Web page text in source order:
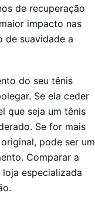
de recuperação
impacto nas
de suavidade a
do seu tênis
Se ela ceder
que seja um tênis
Se for mais
pode ser um
Comparar a
especializada